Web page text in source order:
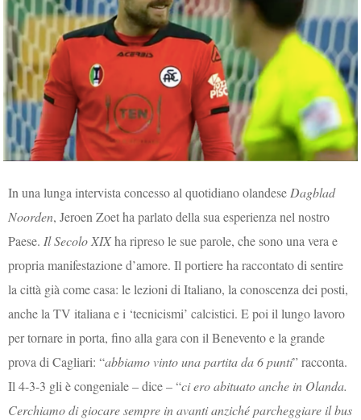
In una lunga intervista concesso al quotidiano olandeseDagblad
Noorden, Jeroen Zoet ha parlato della sua esperienza nel nostro
Paese.Il Secolo XIXha ripreso le sue parole, che sono una vera e
propria manifestazione d’amore. Il portiere ha raccontato di sentire
la città già come casa: le lezioni di Italiano, la conoscenza dei posti,
anche la TV italiana e i ‘tecnicismi’ calcistici. E poi il lungo lavoro
per tornare in porta, fino alla gara con il Benevento e la grande
prova di Cagliari: “abbiamo vinto una partita da 6 punti” racconta.
Il 4-3-3 gli è congeniale – dice – “ci ero abituato anche in Olanda.
Cerchiamo di giocare sempre in avanti anziché parcheggiare il bus